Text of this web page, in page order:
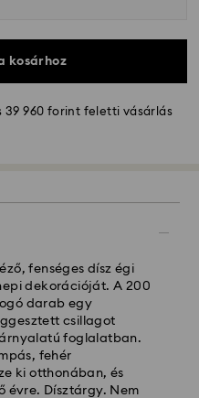
kosárhoz
39 960 forint feletti vásárlás
fenséges dísz égi
dekorációját. A 200
darab egy
csillagot
foglalatban.
fehér
ki otthonában, és
évre. Dísztárgy. Nem
fel majd
a feldolgozás
HUF 2'000
felett: HUF 39 960